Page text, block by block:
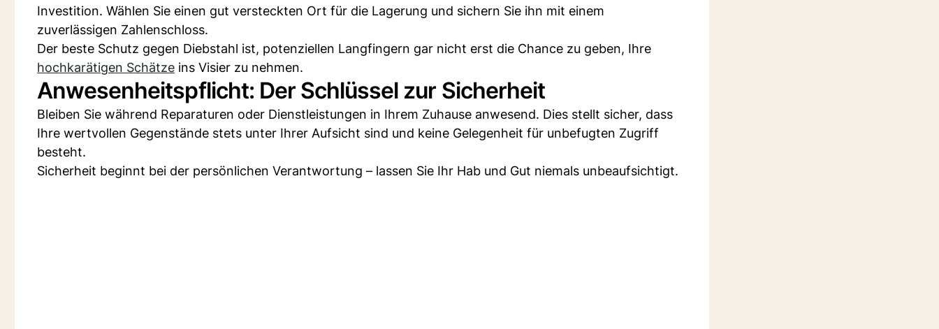
Investition. Wählen Sie einen gut versteckten Ort für die Lagerung und sichern Sie ihn mit einem
zuverlässigen Zahlenschloss.
Der beste Schutz gegen Diebstahl ist, potenziellen Langfingern gar nicht erst die Chance zu geben, Ihre
hochkarätigen Schätze ins Visier zu nehmen.
Anwesenheitspflicht: Der Schlüssel zur Sicherheit
Bleiben Sie während Reparaturen oder Dienstleistungen in Ihrem Zuhause anwesend. Dies stellt sicher, dass
Ihre wertvollen Gegenstände stets unter Ihrer Aufsicht sind und keine Gelegenheit für unbefugten Zugriff
besteht.
Sicherheit beginnt bei der persönlichen Verantwortung – lassen Sie Ihr Hab und Gut niemals unbeaufsichtigt.